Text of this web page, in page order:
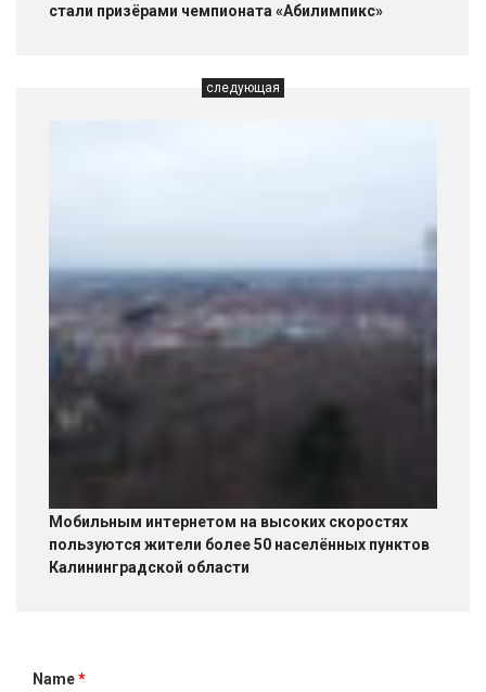
стали призёрами чемпионата «Абилимпикс»
следующая
Мобильным интернетом на высоких скоростях
пользуются жители более 50 населённых пунктов
Калининградской области
Name*